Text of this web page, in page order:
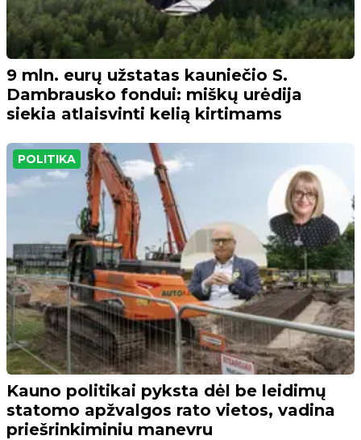
9 mln. eurų užstatas kauniečio S.
Dambrausko fondui: miškų urėdija
siekia atlaisvinti kelią kirtimams
POLITIKA
Kauno politikai pyksta dėl be leidimų
statomo apžvalgos rato vietos, vadina
priešrinkiminiu manevru